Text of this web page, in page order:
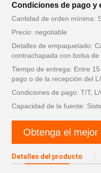
Condiciones de pago y
Cantidad de orden mínima:
Precio: negotiable
Detalles de empaquetado:
contrachapada con bolsa
Tiempo de entrega: Entre
pago o de la recepción del
Condiciones de pago: T/T,
Capacidad de la fuente:
Obtenga el mejor
Detalles del producto